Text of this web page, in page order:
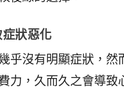
狀惡化
乎沒有明顯症狀，
力，久而久之會導致